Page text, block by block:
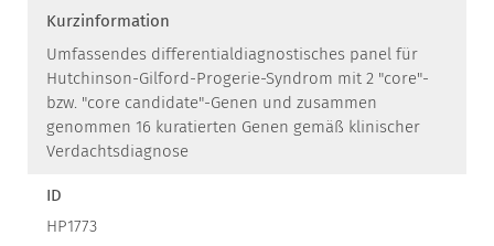
Kurzinformation
Umfassendes differentialdiagnostisches panel für
Hutchinson-Gilford-Progerie-Syndrom mit 2 "core"-
bzw. "core candidate"-Genen und zusammen
genommen 16 kuratierten Genen gemäß klinischer
Verdachtsdiagnose
ID
HP1773